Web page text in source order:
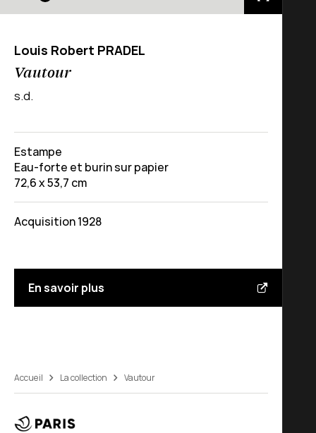
Louis Robert PRADEL
Vautour
s.d.
Estampe
Eau-forte et burin sur papier
72,6 x 53,7 cm
Acquisition 1928
En savoir plus
Accueil La collection Vautour